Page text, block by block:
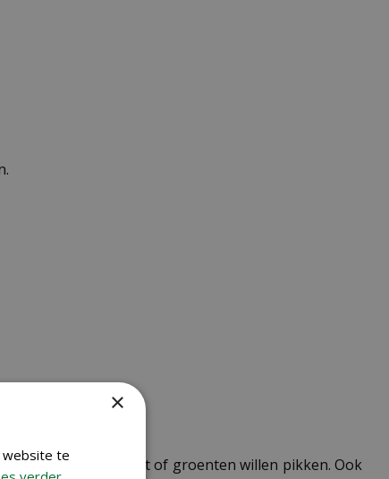
die aan je fruit of groenten willen pikken. Ook
×
website te